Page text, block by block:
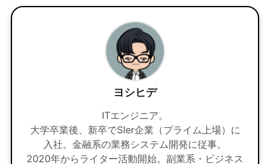
ヨシヒデ
ITエンジニア。
大学卒業後、新卒でSIer企業（プライム上場）に
入社。金融系の業務システム開発に従事。
2020年からライター活動開始。副業系・ビジネス